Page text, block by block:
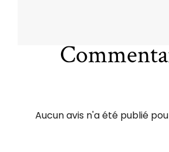
Aucun avis n'a été publié